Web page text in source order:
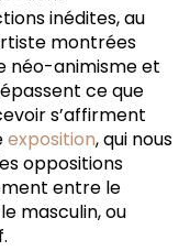
inédites, au
montrées
néo-animisme et
ce que
s’affirment
exposition, qui nous
oppositions
entre le
masculin, ou